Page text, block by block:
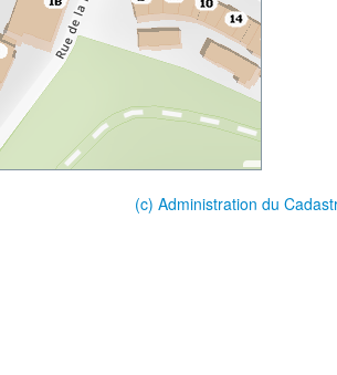
(c) Administration du